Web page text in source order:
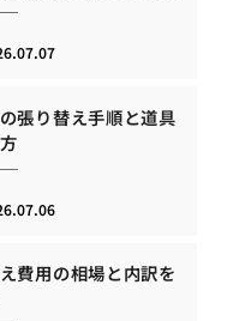
張り替え手順と道具
費用の相場と内訳を